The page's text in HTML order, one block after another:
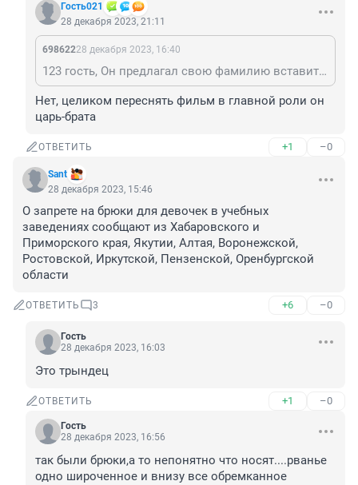
Гость021
28 декабря 2023, 21:11
69862228 декабря 2023, 16:40
123 гость, Он предлагал свою фамилию вставить?
Нет, целиком переснять фильм в главной роли он
царь-брата
ОТВЕТИТЬ +1 –0
Sant
28 декабря 2023, 15:46
О запрете на брюки для девочек в учебных
заведениях сообщают из Хабаровского и
Приморского края, Якутии, Алтая, Воронежской,
Ростовской, Иркутской, Пензенской, Оренбургской
области
ОТВЕТИТЬ 3 +6 –0
Гость
28 декабря 2023, 16:03
Это трындец
ОТВЕТИТЬ +1 –0
Гость
28 декабря 2023, 16:56
так были брюки,а то непонятно что носят....рванье
одно широченное и внизу все обремканное